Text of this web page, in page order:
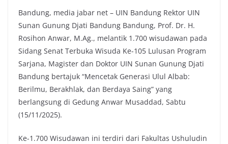
c
e
b
o
o
k
t
t
e
r
a
t
s
A
p
p
p
y
L
i
n
k
Bandung, media jabar net – UIN Bandung Rektor UIN
Sunan Gunung Djati Bandung Bandung, Prof. Dr. H.
Rosihon Anwar, M.Ag., melantik 1.700 wisudawan pada
Sidang Senat Terbuka Wisuda Ke-105 Lulusan Program
Sarjana, Magister dan Doktor UIN Sunan Gunung Djati
Bandung bertajuk “Mencetak Generasi Ulul Albab:
Berilmu, Berakhlak, dan Berdaya Saing” yang
berlangsung di Gedung Anwar Musaddad, Sabtu
(15/11/2025).
Ke-1.700 Wisudawan ini terdiri dari Fakultas Ushuludin